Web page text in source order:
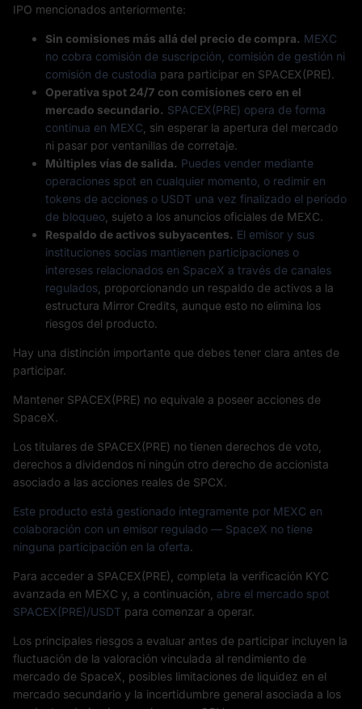
IPO mencionados anteriormente:
Sin comisiones más allá del precio de compra. MEXC
no cobra comisión de suscripción, comisión de gestión ni
comisión de custodia para participar en SPACEX(PRE).
Operativa spot 24/7 con comisiones cero en el
mercado secundario. SPACEX(PRE) opera de forma
continua en MEXC , sin esperar la apertura del mercado
ni pasar por ventanillas de corretaje.
Múltiples vías de salida. Puedes vender mediante
operaciones spot en cualquier momento, o redimir en
tokens de acciones o USDT una vez finalizado el período
de bloqueo , sujeto a los anuncios oficiales de MEXC.
Respaldo de activos subyacentes. El emisor y sus
instituciones socias mantienen participaciones o
intereses relacionados en SpaceX a través de canales
regulados , proporcionando un respaldo de activos a la
estructura Mirror Credits, aunque esto no elimina los
riesgos del producto.
Hay una distinción importante que debes tener clara antes de
participar.
Mantener SPACEX(PRE) no equivale a poseer acciones de
SpaceX.
Los titulares de SPACEX(PRE) no tienen derechos de voto,
derechos a dividendos ni ningún otro derecho de accionista
asociado a las acciones reales de SPCX.
Este producto está gestionado íntegramente por MEXC en
colaboración con un emisor regulado — SpaceX no tiene
ninguna participación en la oferta.
Para acceder a SPACEX(PRE), completa la verificación KYC
avanzada en MEXC y, a continuación, abre el mercado spot
SPACEX(PRE)/USDT para comenzar a operar.
Los principales riesgos a evaluar antes de participar incluyen la
fluctuación de la valoración vinculada al rendimiento de
mercado de SpaceX, posibles limitaciones de liquidez en el
mercado secundario y la incertidumbre general asociada a los